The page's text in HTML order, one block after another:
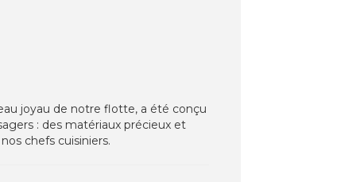
joyau de notre flotte, a été conçu
: des matériaux précieux et
chefs cuisiniers.